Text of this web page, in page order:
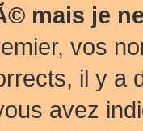
mais je
vos
il y a
avez